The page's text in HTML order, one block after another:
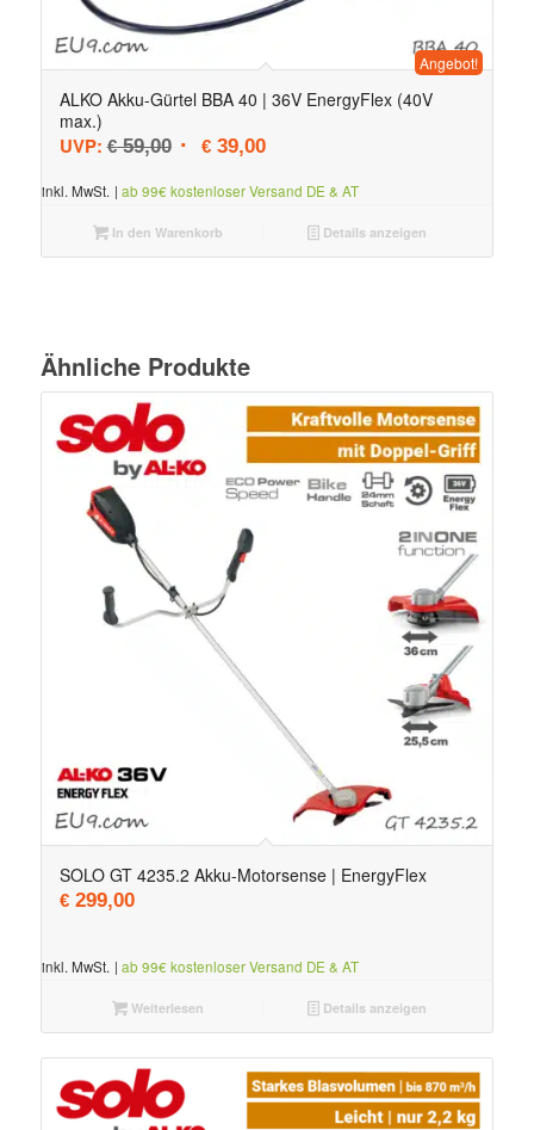
ALKO Akku-Gürtel BBA 40 | 36V EnergyFlex (40V
max.)
UVP: €59,00 Ursprünglicher Preis war: € 59,00
€39,00Aktueller Preis ist: € 39,00.
Angebot!
inkl. MwSt. | ab 99€ kostenloser Versand DE & AT
In den Warenkorb Details anzeigen
Ähnliche Produkte
SOLO GT 4235.2 Akku-Motorsense | EnergyFlex
€299,00
inkl. MwSt. | ab 99€ kostenloser Versand DE & AT
Weiterlesen Details anzeigen